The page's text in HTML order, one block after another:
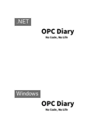
.NET
Windows